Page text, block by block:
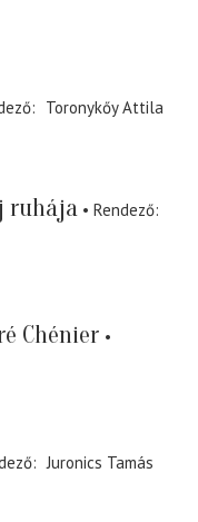
Toronykőy Attila
ruhája
Rendező
Chénier
Juronics Tamás